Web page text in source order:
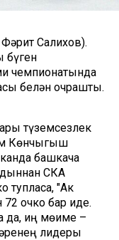
Салихов).
бүген
чемпионатында
белән очрашты.
түземсезлек
Көнчыгыш
башкача
СКА
тупласа, "Ак
72 очко бар иде.
да, иң мөһиме –
лидеры